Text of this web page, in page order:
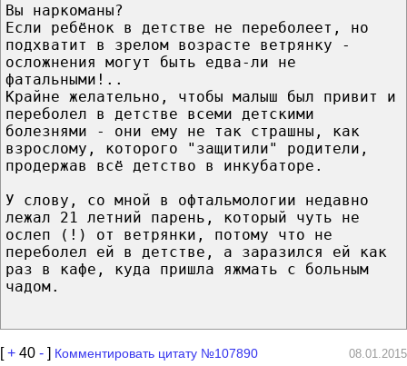
Вы наркоманы?
Если ребёнок в детстве не переболеет, но
подхватит в зрелом возрасте ветрянку -
осложнения могут быть едва-ли не
фатальными!..
Крайне желательно, чтобы малыш был привит и
переболел в детстве всеми детскими
болезнями - они ему не так страшны, как
взрослому, которого "защитили" родители,
продержав всё детство в инкубаторе.
У слову, со мной в офтальмологии недавно
лежал 21 летний парень, который чуть не
ослеп (!) от ветрянки, потому что не
переболел ей в детстве, а заразился ей как
раз в кафе, куда пришла яжмать с больным
чадом.
[+ 40 - ] Комментировать цитату №107890 08.01.2015